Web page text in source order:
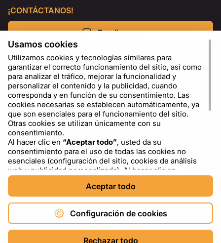
¡CONTÁCTANOS!
Escríbenos
Copyright © 2026 DXF4YOU.
ES USD - US Dollar ($)
Usamos cookies
Utilizamos cookies y tecnologías similares para
garantizar el correcto funcionamiento del sitio, así como
para analizar el tráfico, mejorar la funcionalidad y
personalizar el contenido y la publicidad, cuando
corresponda y en función de su consentimiento. Las
cookies necesarias se establecen automáticamente, ya
que son esenciales para el funcionamiento del sitio.
Otras cookies se utilizan únicamente con su
consentimiento.
Al hacer clic en “Aceptar todo”, usted da su
consentimiento para el uso de todas las cookies no
esenciales (configuración del sitio, cookies de análisis
web y publicidad personalizada). Al hacer clic en
“Rechazar todo”
las cookies necesarias. Al hacer clic en
de cookies”, puede elegir qué categorías de cookies
permitir o bloquear. Puede cambiar o retirar su
consentimiento en cualquier momento a través del
enlace “Configuración de cookies” en la parte inferior del
sitio. Para obtener más información sobre el uso de
Aceptar todo
Configuración de cookies
Rechazar todo